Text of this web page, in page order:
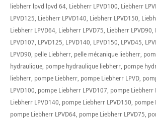
liebherr lpvd lpvd 64, Liebherr LPVD100, Liebherr
LPVD125, Liebherr LPVD140, Liebherr LPVD150,
Liebherr LPVD64, Liebherr LPVD75, Liebherr LPVD90,
LPVD107, LPVD125, LPVD140, LPVD150, LPVD45,
LPVD90, pelle Liebherr, pelle mécanique liebherr,
hydraulique, pompe hydraulique liebherr, pompe
liebherr, pompe Liebherr, pompe Liebherr LPVD,
LPVD100, pompe Liebherr LPVD107, pompe Liebherr
Liebherr LPVD140, pompe Liebherr LPVD150, pompe
pompe Liebherr LPVD64, pompe Liebherr LPVD75,